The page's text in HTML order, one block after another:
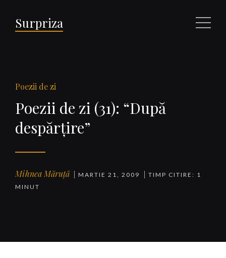
Surpriza Meniu
Poezii de zi
Poezii de zi (31): “După
despărţire”
Mihnea Măruță MARTIE 21, 2009
TIMP CITIRE: 1
MINUT